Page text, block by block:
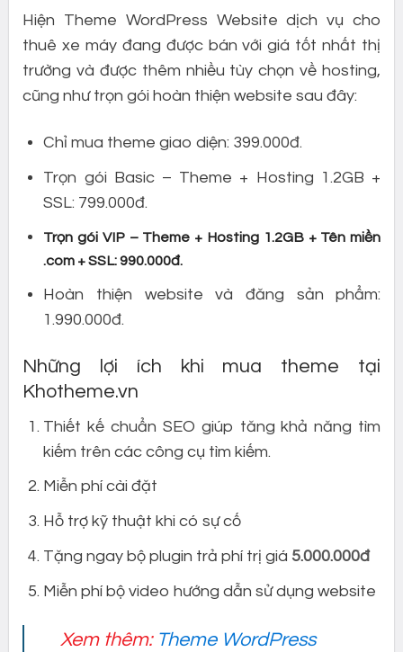
Hiện Theme WordPress Website dịch vụ cho
thuê xe máy đang được bán với giá tốt nhất thị
trường và được thêm nhiều tùy chọn về hosting,
cũng như trọn gói hoàn thiện website sau đây:
Chỉ mua theme giao diện: 399.000đ.
Trọn gói Basic – Theme + Hosting 1.2GB +
SSL: 799.000đ.
Trọn gói VIP – Theme + Hosting 1.2GB + Tên miền
.com + SSL: 990.000đ.
Hoàn thiện website và đăng sản phẩm:
1.990.000đ.
Những lợi ích khi mua theme tại
Khotheme.vn
Thiết kế chuẩn SEO giúp tăng khả năng tìm
kiếm trên các công cụ tìm kiếm.
Miễn phí cài đặt
Hỗ trợ kỹ thuật khi có sự cố
Tặng ngay bộ plugin trả phí trị giá 5.000.000đ
Miễn phí bộ video hướng dẫn sử dụng website
Xem thêm: Theme WordPress